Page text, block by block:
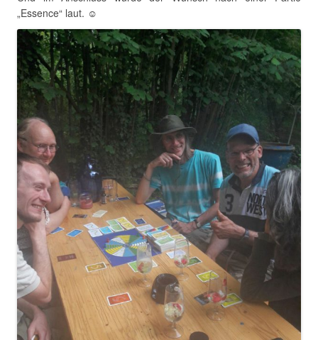
„Essence“ laut. ☺